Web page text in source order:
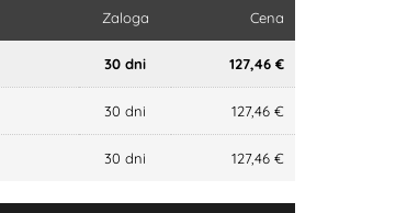
Zaloga Cena
30 dni 127,46 €
30 dni 127,46 €
30 dni 127,46 €